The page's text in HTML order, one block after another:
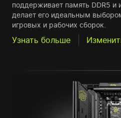
поддерживает память DDR5 и
делает его идеальным
игровых и рабочих сборок.
Узнать больше